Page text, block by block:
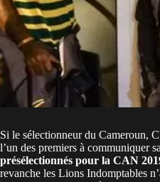
Si le sélectionneur du Cameroun,
l’un des premiers à communiquer sa
présélectionnés pour la CAN
revanche les Lions Indomptables